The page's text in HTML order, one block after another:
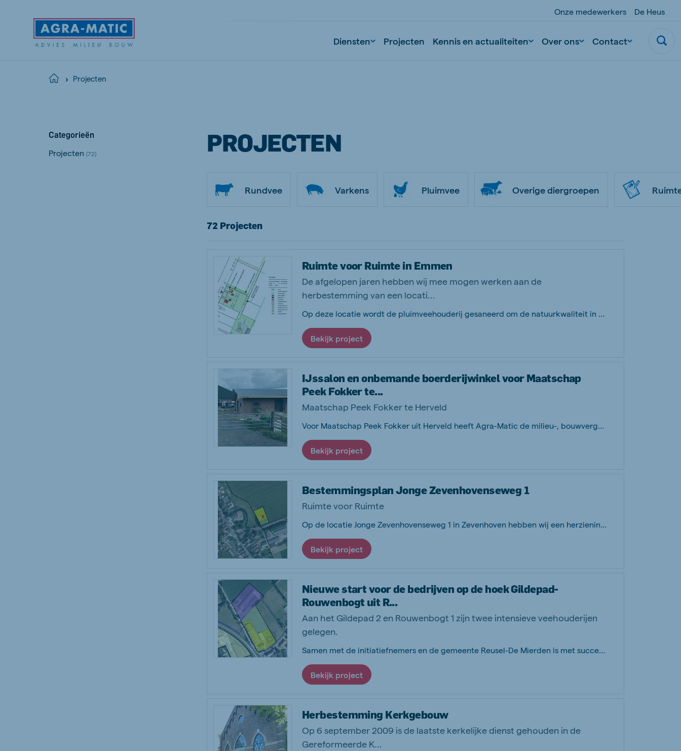
Onze medewerkers De Heus
Diensten Projecten Kennis en actualiteiten Over ons Contact
Home Projecten
Categorieën
Projecten (72) PROJECTEN
Rundvee Varkens Pluimvee Overige diergroepen
72 Projecten
Ruimte voor Ruimte in Emmen
De afgelopen jaren hebben wij mee mogen werken aan de
herbestemming van een locati...
Op deze locatie wordt de pluimveehouderij gesaneerd om de natuurkwaliteit in het N...
Bekijk project
IJssalon en onbemande boerderijwinkel voor Maatschap
Peek Fokker te...
Maatschap Peek Fokker te Herveld
Voor Maatschap Peek Fokker uit Herveld heeft Agra-Matic de milieu-, bouwvergunning...
Bekijk project
Bestemmingsplan Jonge Zevenhovenseweg 1
Ruimte voor Ruimte
Op de locatie Jonge Zevenhovenseweg 1 in Zevenhoven hebben wij een herziening van...
Bekijk project
Nieuwe start voor de bedrijven op de hoek Gildepad-
Rouwenbogt uit R...
Aan het Gildepad 2 en Rouwenbogt 1 zijn twee intensieve veehouderijen
gelegen.
Samen met de initiatiefnemers en de gemeente Reusel-De Mierden is met succes een r...
Bekijk project
Herbestemming Kerkgebouw
Op 6 september 2009 is de laatste kerkelijke dienst gehouden in de
Gereformeerde K...